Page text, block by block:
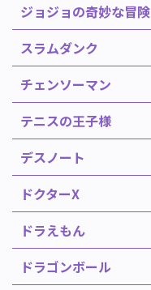
ジョジョの奇妙な冒険
スラムダンク
チェンソーマン
テニスの王子様
デスノート
ドクターX
ドラえもん
ドラゴンボール